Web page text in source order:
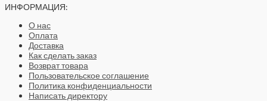
ИНФОРМАЦИЯ:
О нас
Оплата
Доставка
Как сделать заказ
Возврат товара
Пользовательское соглашение
Политика конфиденциальности
Написать директору